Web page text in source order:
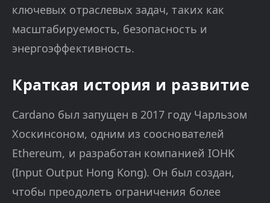
ключевых отраслевых задач, таких как
масштабируемость, безопасность и
энергоэффективность.
Краткая история и развитие
Cardano был запущен в 2017 году Чарльзом
Хоскинсоном, одним из сооснователей
Ethereum, и разработан компанией IOHK
(Input Output Hong Kong). Он был создан,
чтобы преодолеть ограничения более